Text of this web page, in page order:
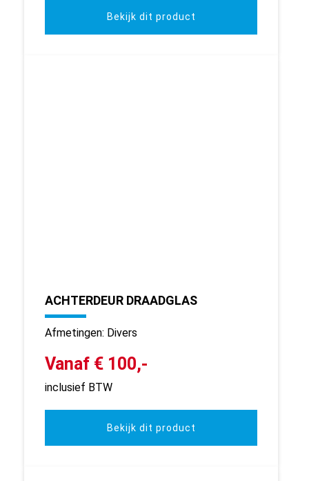
Bekijk dit product
ACHTERDEUR DRAADGLAS
Afmetingen: Divers
Vanaf € 100,-
inclusief BTW
Bekijk dit product